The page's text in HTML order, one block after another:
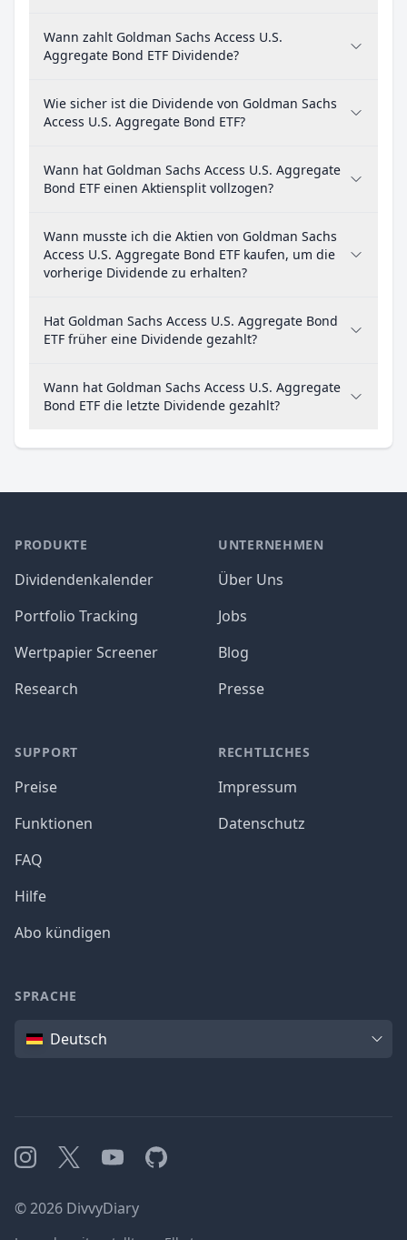
Wann zahlt Goldman Sachs Access U.S.
Aggregate Bond ETF Dividende?
Wie sicher ist die Dividende von Goldman Sachs
Access U.S. Aggregate Bond ETF?
Wann hat Goldman Sachs Access U.S. Aggregate
Bond ETF einen Aktiensplit vollzogen?
Wann musste ich die Aktien von Goldman Sachs
Access U.S. Aggregate Bond ETF kaufen, um die
vorherige Dividende zu erhalten?
Hat Goldman Sachs Access U.S. Aggregate Bond
ETF früher eine Dividende gezahlt?
Wann hat Goldman Sachs Access U.S. Aggregate
Bond ETF die letzte Dividende gezahlt?
PRODUKTE
Dividendenkalender
Portfolio Tracking
Wertpapier Screener
Research
SUPPORT
Preise
Funktionen
FAQ
Hilfe
Abo kündigen
UNTERNEHMEN
Über Uns
Jobs
Blog
Presse
RECHTLICHES
Impressum
Datenschutz
SPRACHE
SpracheDeutsch
Instagram
X YouTubeGitHub
©2026 DivvyDiary